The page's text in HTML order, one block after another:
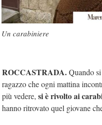
Un carabiniere
ROCCASTRADA.Quando
ragazzo che ogni mattina
più vedere, si è rivolto ai
hanno ritrovato quel giovane